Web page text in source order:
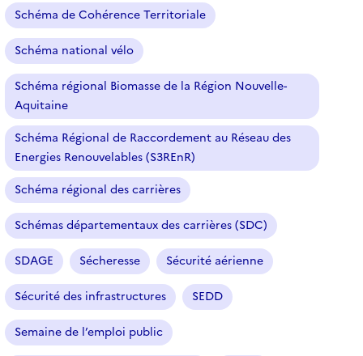
Schéma de Cohérence Territoriale
Schéma national vélo
Schéma régional Biomasse de la Région Nouvelle-
Aquitaine
Schéma Régional de Raccordement au Réseau des
Energies Renouvelables (S3REnR)
Schéma régional des carrières
Schémas départementaux des carrières (SDC)
SDAGE Sécheresse Sécurité aérienne
Sécurité des infrastructures SEDD
Semaine de l’emploi public